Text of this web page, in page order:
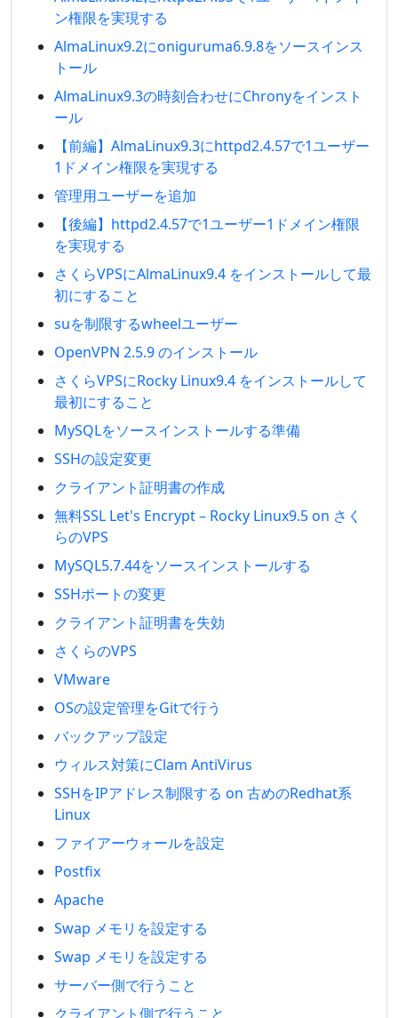
ン権限を実現する
AlmaLinux9.2にoniguruma6.9.8をソースインス
トール
AlmaLinux9.3の時刻合わせにChronyをインスト
ール
【前編】AlmaLinux9.3にhttpd2.4.57で1ユーザー
1ドメイン権限を実現する
管理用ユーザーを追加
【後編】httpd2.4.57で1ユーザー1ドメイン権限
を実現する
さくらVPSにAlmaLinux9.4 をインストールして最
初にすること
suを制限するwheelユーザー
OpenVPN 2.5.9 のインストール
さくらVPSにRocky Linux9.4 をインストールして
最初にすること
MySQLをソースインストールする準備
SSHの設定変更
クライアント証明書の作成
無料SSL Let's Encrypt – Rocky Linux9.5 on さく
らのVPS
MySQL5.7.44をソースインストールする
SSHポートの変更
クライアント証明書を失効
さくらのVPS
VMware
OSの設定管理をGitで行う
バックアップ設定
ウィルス対策にClam AntiVirus
SSHをIPアドレス制限する on 古めのRedhat系
Linux
ファイアーウォールを設定
Postfix
Apache
Swap メモリを設定する
Swap メモリを設定する
サーバー側で行うこと
クライアント側で行うこと